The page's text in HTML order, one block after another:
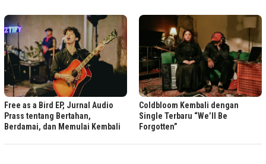
Free as a Bird EP, Jurnal Audio
Prass tentang Bertahan,
Berdamai, dan Memulai Kembali
Coldbloom Kembali dengan
Single Terbaru “We’ll Be
Forgotten”